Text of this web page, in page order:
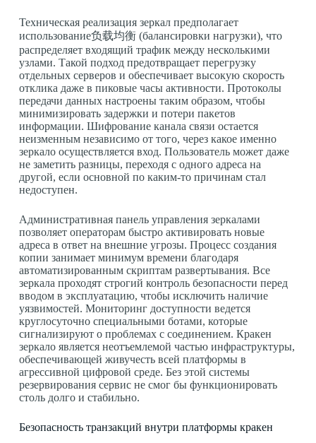
Техническая реализация зеркал предполагает
использование负载均衡 (балансировки нагрузки), что
распределяет входящий трафик между несколькими
узлами. Такой подход предотвращает перегрузку
отдельных серверов и обеспечивает высокую скорость
отклика даже в пиковые часы активности. Протоколы
передачи данных настроены таким образом, чтобы
минимизировать задержки и потери пакетов
информации. Шифрование канала связи остается
неизменным независимо от того, через какое именно
зеркало осуществляется вход. Пользователь может даже
не заметить разницы, переходя с одного адреса на
другой, если основной по каким-то причинам стал
недоступен.
Административная панель управления зеркалами
позволяет операторам быстро активировать новые
адреса в ответ на внешние угрозы. Процесс создания
копии занимает минимум времени благодаря
автоматизированным скриптам развертывания. Все
зеркала проходят строгий контроль безопасности перед
вводом в эксплуатацию, чтобы исключить наличие
уязвимостей. Мониторинг доступности ведется
круглосуточно специальными ботами, которые
сигнализируют о проблемах с соединением. Кракен
зеркало является неотъемлемой частью инфраструктуры,
обеспечивающей живучесть всей платформы в
агрессивной цифровой среде. Без этой системы
резервирования сервис не смог бы функционировать
столь долго и стабильно.
Безопасность транзакций внутри платформы кракен